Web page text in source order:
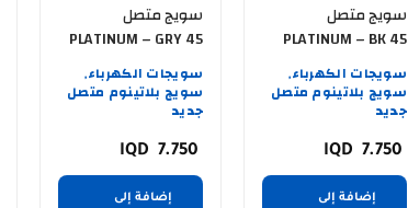
سويج متصل
PLATINUM – BK 45
AMPER
سويجات الكهرباء,
سويج بلاتينوم متصل
جديد
7.750
إضافة إلى
سويج متصل
PLATINUM – GRY 45
AMPER
سويجات الكهرباء,
سويج بلاتينوم متصل
جديد
7.750
إضافة إلى